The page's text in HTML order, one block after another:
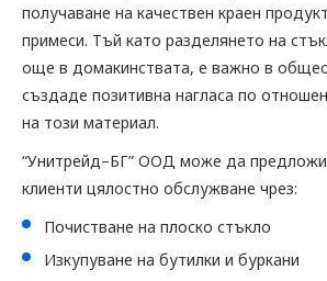
получаване на качествен краен
примеси. Тъй като разделянето на
още в домакинствата, е важно в
създаде позитивна нагласа по
на този материал.
“Унитрейд–БГ” ООД може да предложи
клиенти цялостно обслужване чрез:
Почистване на плоско стъкло
Изкупуване на бутилки и буркани